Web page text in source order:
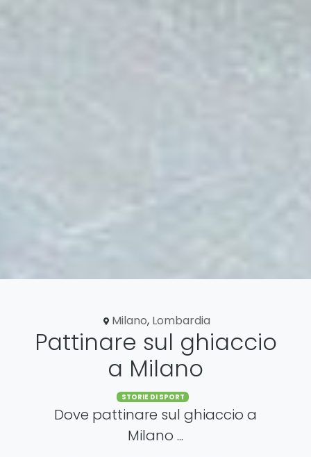
Milano, Lombardia
Pattinare sul ghiaccio
a Milano
Categories
STORIE DI SPORT
Dove pattinare sul ghiaccio a
Milano ...